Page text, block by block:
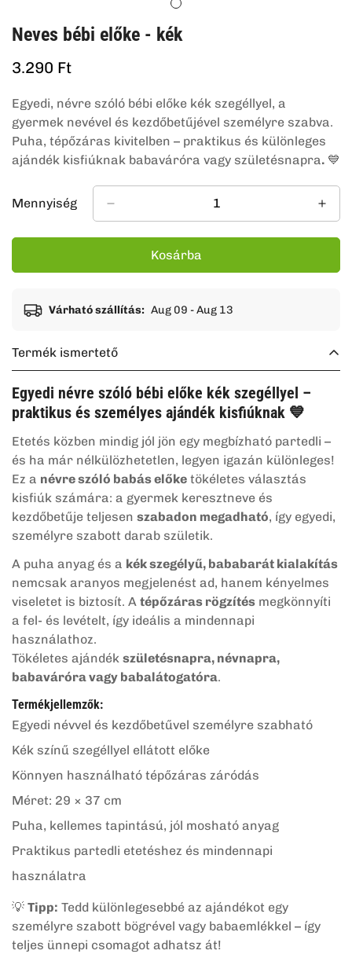
Neves bébi előke - kék
Normál
3.290 Ft
Egyedi, névre szóló bébi előke kék szegéllyel, a
gyermek nevével és kezdőbetűjével személyre szabva.
Puha, tépőzáras kivitelben – praktikus és különleges
ajándék kisfiúknak babaváróra vagy születésnapra. 💙
Mennyiség
Kosárba
Várható szállítás: Aug 09 - Aug 13
Termék ismertető
Egyedi névre szóló bébi előke kék szegéllyel –
praktikus és személyes ajándék kisfiúknak 💙
Etetés közben mindig jól jön egy megbízható partedli –
és ha már nélkülözhetetlen, legyen igazán különleges!
Ez a névre szóló babás előke tökéletes választás
kisfiúk számára: a gyermek keresztneve és
kezdőbetűje teljesen szabadon megadható, így egyedi,
személyre szabott darab születik.
A puha anyag és a kék szegélyű, bababarát kialakítás
nemcsak aranyos megjelenést ad, hanem kényelmes
viseletet is biztosít. A tépőzáras rögzítés megkönnyíti
a fel- és levételt, így ideális a mindennapi
használathoz.
Tökéletes ajándék születésnapra, névnapra,
babaváróra vagy babalátogatóra.
Termékjellemzők:
Egyedi névvel és kezdőbetűvel személyre szabható
Kék színű szegéllyel ellátott előke
Könnyen használható tépőzáras záródás
Méret: 29 × 37 cm
Puha, kellemes tapintású, jól mosható anyag
Praktikus partedli etetéshez és mindennapi
használatra
💡 Tipp: Tedd különlegesebbé az ajándékot egy
személyre szabott bögrével vagy babaemlékkel – így
teljes ünnepi csomagot adhatsz át!